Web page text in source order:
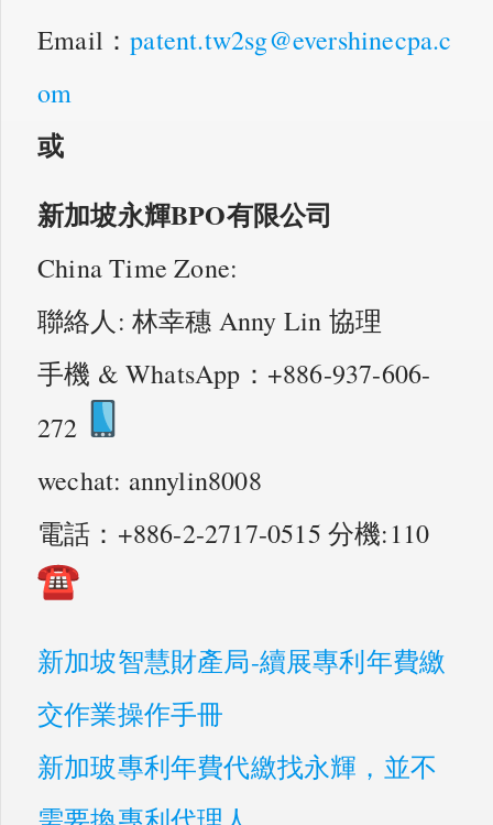
Email：patent.tw2sg@evershinecpa.c
om
或
新加坡永輝BPO有限公司
China Time Zone:
聯絡人: 林幸穗 Anny Lin 協理
手機 & WhatsApp：+886-937-606-
272
wechat: annylin8008
電話：+886-2-2717-0515 分機:110
新加坡智慧財產局-續展專利年費繳
交作業操作手冊
新加玻專利年費代繳找永輝，並不